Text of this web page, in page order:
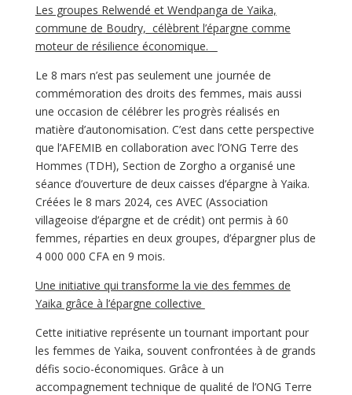
Les groupes Relwendé et Wendpanga de Yaika,
commune de Boudry, célèbrent l’épargne comme
moteur de résilience économique.
Le 8 mars n’est pas seulement une journée de
commémoration des droits des femmes, mais aussi
une occasion de célébrer les progrès réalisés en
matière d’autonomisation. C’est dans cette perspective
que l’AFEMIB en collaboration avec l’ONG Terre des
Hommes (TDH), Section de Zorgho a organisé une
séance d’ouverture de deux caisses d’épargne à Yaika.
Créées le 8 mars 2024, ces AVEC (Association
villageoise d’épargne et de crédit) ont permis à 60
femmes, réparties en deux groupes, d’épargner plus de
4 000 000 CFA en 9 mois.
Une initiative qui transforme la vie des femmes de
Yaika grâce à l’épargne collective
Cette initiative représente un tournant important pour
les femmes de Yaika, souvent confrontées à de grands
défis socio-économiques. Grâce à un
accompagnement technique de qualité de l’ONG Terre